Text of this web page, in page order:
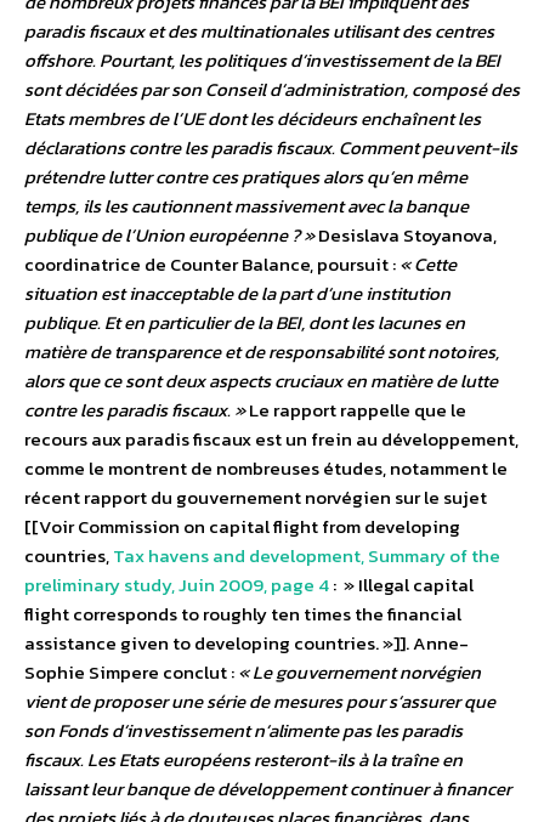
paradis fiscaux et des multinationales utilisant des centres
offshore. Pourtant, les politiques d’investissement de la BEI
sont décidées par son Conseil d’administration, composé des
Etats membres de l’UE dont les décideurs enchaînent les
déclarations contre les paradis fiscaux. Comment peuvent-ils
prétendre lutter contre ces pratiques alors qu’en même
temps, ils les cautionnent massivement avec la banque
publique de l’Union européenne ? »Desislava Stoyanova,
coordinatrice de Counter Balance, poursuit :« Cette
situation est inacceptable de la part d’une institution
publique. Et en particulier de la BEI, dont les lacunes en
matière de transparence et de responsabilité sont notoires,
alors que ce sont deux aspects cruciaux en matière de lutte
contre les paradis fiscaux. »Le rapport rappelle que le
recours aux paradis fiscaux est un frein au développement,
comme le montrent de nombreuses études, notamment le
récent rapport du gouvernement norvégien sur le sujet
[[Voir Commission on capital flight from developing
countries,Tax havens and development, Summary of the
preliminary study, Juin 2009, page 4: » Illegal capital
flight corresponds to roughly ten times the financial
assistance given to developing countries. »]]. Anne-
Sophie Simpere conclut :« Le gouvernement norvégien
vient de proposer une série de mesures pour s’assurer que
son Fonds d’investissement n’alimente pas les paradis
fiscaux. Les Etats européens resteront-ils à la traîne en
laissant leur banque de développement continuer à financer